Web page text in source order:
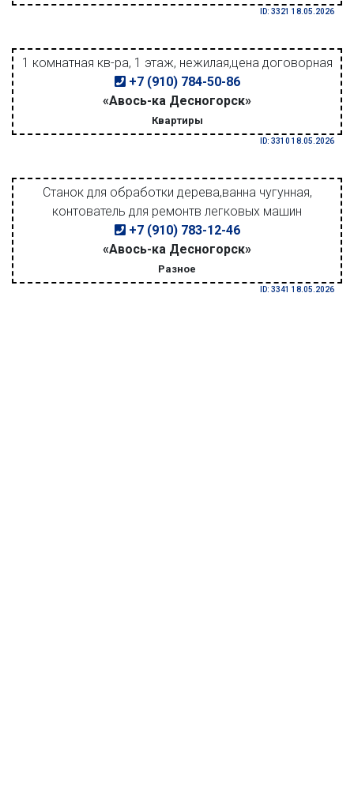
ID: 3321 18.05.2026
1 комнатная кв-ра, 1 этаж, нежилая,цена договорная
+7 (910) 784-50-86
«Авось-ка Десногорск»
Квартиры
ID: 3310 18.05.2026
Станок для обработки дерева,ванна чугунная,
контователь для ремонтв легковых машин
+7 (910) 783-12-46
«Авось-ка Десногорск»
Разное
ID: 3341 18.05.2026